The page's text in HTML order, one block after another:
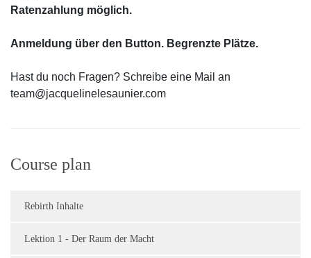
Ratenzahlung möglich.
Anmeldung über den Button. Begrenzte Plätze.
Hast du noch Fragen? Schreibe eine Mail an
team@jacquelinelesaunier.com
Course plan
Rebirth Inhalte
Lektion 1 - Der Raum der Macht